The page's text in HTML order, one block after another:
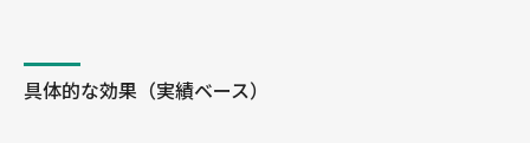
具体的な効果（実績ベース）